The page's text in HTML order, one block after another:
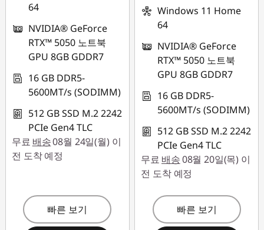
64
NVIDIA® GeForce
RTX™ 5050 노트북
GPU 8GB GDDR7
16 GB DDR5-
5600MT/s (SODIMM)
512 GB SSD M.2 2242
PCIe Gen4 TLC
무료 배송08월 24일(월) 이
전 도착 예정
빠른 보기
Windows 11 Home
64
NVIDIA® GeForce
RTX™ 5050 노트북
GPU 8GB GDDR7
16 GB DDR5-
5600MT/s (SODIMM)
512 GB SSD M.2 2242
PCIe Gen4 TLC
무료 배송08월 20일(목) 이
전 도착 예정
빠른 보기